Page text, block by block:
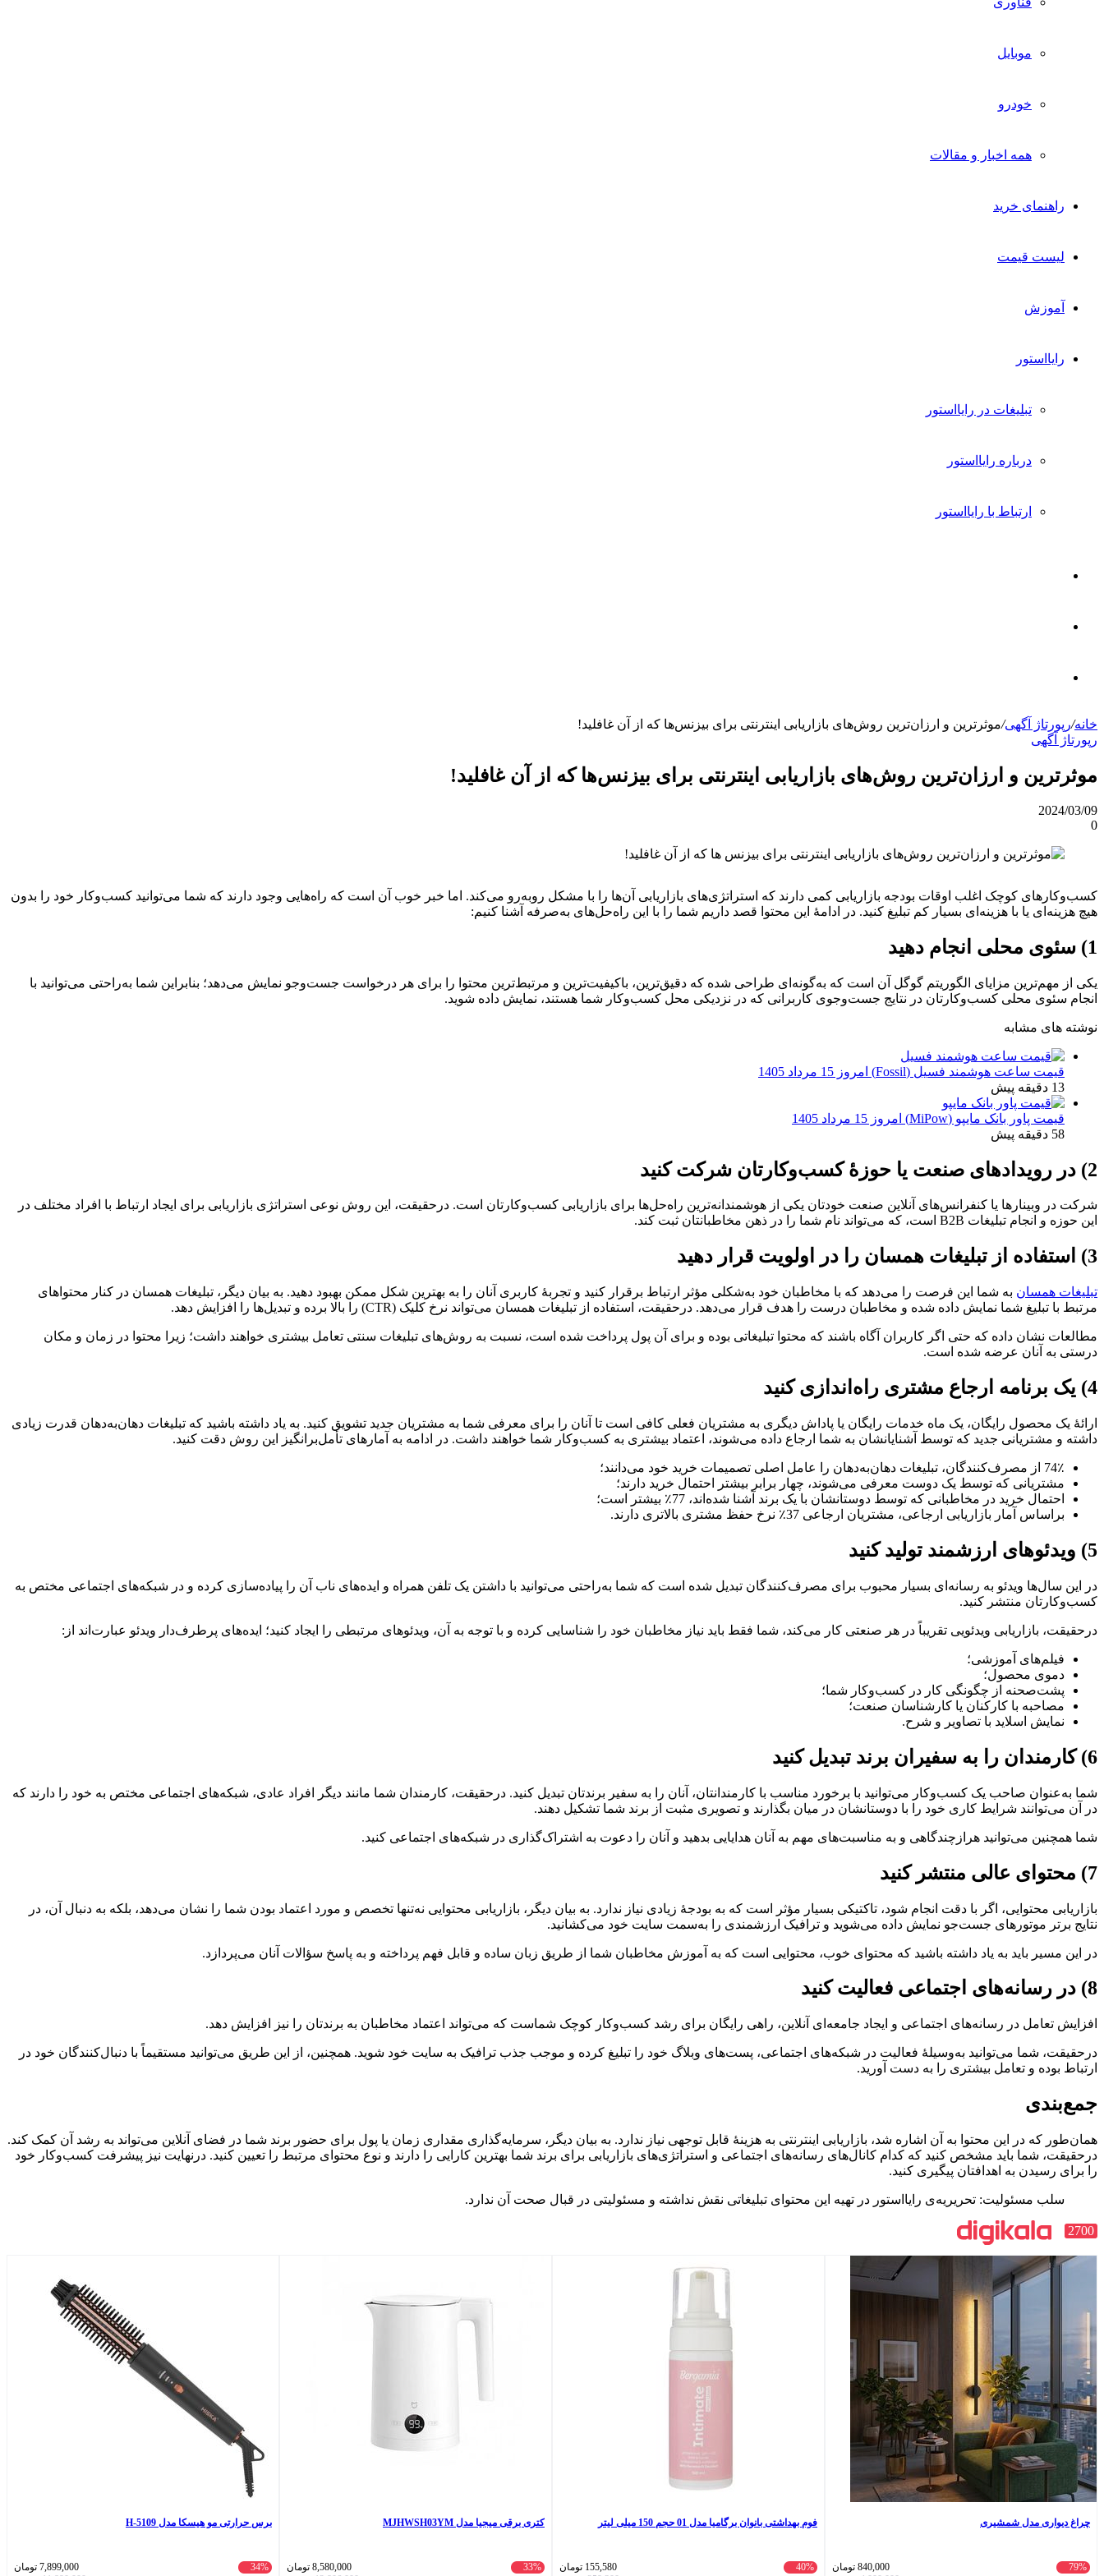
موبایل
خودرو
همه اخبار و مقالات
راهنمای خرید
لیست قیمت
آموزش
رایااستور
تبلیغات در رایااستور
درباره رایااستور
ارتباط با رایااستور
برای خانه/رپورتاژ آگهی/موثرترین و ارزان‌ترین روش‌های بازاریابی اینترنتی برای بیزنس‌ها که از آن غافلید!
رپورتاژ آگهی
موثرترین و ارزان‌ترین روش‌های بازاریابی اینترنتی برای بیزنس‌ها که از آن غافلید!
2024/03/09
0
کسب‌وکارهای کوچک اغلب اوقات بودجه بازاریابی کمی دارند که استراتژی‌های بازاریابی آن‌ها را با مشکل روبه‌رو می‌کند. اما خبر خوب آن است که راه‌هایی وجود دارند که شما می‌توانید کسب‌وکار خود را بدون
هیچ هزینه‌ای یا با هزینه‌ای بسیار کم تبلیغ کنید. در ادامۀ این محتوا قصد داریم شما را با این راه‌حل‌های به‌صرفه آشنا کنیم:
1) سئوی محلی انجام دهید
یکی از مهم‌ترین مزایای الگوریتم گوگل آن است که به‌گونه‌ای طراحی شده که دقیق‌ترین، باکیفیت‌ترین و مرتبط‌ترین محتوا را برای هر درخواست جست‌وجو نمایش می‌دهد؛ بنابراین شما به‌راحتی می‌توانید با
انجام سئوی محلی کسب‌وکارتان در نتایج جست‌وجوی کاربرانی که در نزدیکی محل کسب‌وکار شما هستند، نمایش داده شوید.
نوشته های مشابه
قیمت ساعت هوشمند فسیل (Fossil) امروز 15 مرداد 1405
13 دقیقه پیش
قیمت پاور بانک مایپو (MiPow) امروز 15 مرداد 1405
58 دقیقه پیش
2) در رویدادهای صنعت یا حوزۀ کسب‌وکارتان شرکت کنید
شرکت در وبینارها یا کنفرانس‌های آنلاین صنعت خودتان یکی از هوشمندانه‌ترین راه‌حل‌ها برای بازاریابی کسب‌وکارتان است. درحقیقت، این روش نوعی استراتژی بازاریابی برای ایجاد ارتباط با افراد مختلف در
این حوزه و انجام تبلیغات B2B است، که می‌تواند نام شما را در ذهن مخاطبانتان ثبت کند.
3) استفاده از تبلیغات همسان را در اولویت قرار دهید
تبلیغات همسان به شما این فرصت را می‌دهد که با مخاطبان خود به‌شکلی مؤثر ارتباط برقرار کنید و تجربۀ کاربری آنان را به بهترین شکل ممکن بهبود دهید. به بیان دیگر، تبلیغات همسان در کنار محتواهای
مرتبط با تبلیغ شما نمایش داده شده و مخاطبان درست را هدف قرار می‌دهد. درحقیقت، استفاده از تبلیغات همسان می‌تواند نرخ کلیک (CTR) را بالا برده و تبدیل‌ها را افزایش دهد.
مطالعات نشان داده که حتی اگر کاربران آگاه باشند که محتوا تبلیغاتی بوده و برای آن پول پرداخت شده است، نسبت به روش‌های تبلیغات سنتی تعامل بیشتری خواهند داشت؛ زیرا محتوا در زمان و مکان
درستی به آنان عرضه شده است.
4) یک برنامه ارجاع مشتری راه‌اندازی کنید
ارائۀ یک محصول رایگان، یک ماه خدمات رایگان یا پاداش دیگری به مشتریان فعلی کافی است تا آنان را برای معرفی شما به مشتریان جدید تشویق کنید. به یاد داشته باشید که تبلیغات دهان‌به‌دهان قدرت زیادی
داشته و مشتریانی جدید که توسط آشنایانشان به شما ارجاع داده می‌شوند، اعتماد بیشتری به کسب‌وکار شما خواهند داشت. در ادامه به آمارهای تأمل‌برانگیز این روش دقت کنید.
74٪ از مصرف‌کنندگان، تبلیغات دهان‌به‌دهان را عامل اصلی تصمیمات خرید خود می‌دانند؛
مشتریانی که توسط یک دوست معرفی می‌شوند، چهار برابر بیشتر احتمال خرید دارند؛
احتمال خرید در مخاطبانی که توسط دوستانشان با یک برند آشنا شده‌اند، 77٪ بیشتر است؛
براساس آمار بازاریابی ارجاعی، مشتریان ارجاعی 37٪ نرخ حفظ مشتری بالاتری دارند.
5) ویدئوهای ارزشمند تولید کنید
در این سال‌ها ویدئو به رسانه‌ای بسیار محبوب برای مصرف‌کنندگان تبدیل شده است که شما به‌راحتی می‌توانید با داشتن یک تلفن همراه و ایده‌های ناب آن را پیاده‌سازی کرده و در شبکه‌های اجتماعی مختص به
کسب‌وکارتان منتشر کنید.
درحقیقت، بازاریابی ویدئویی تقریباً در هر صنعتی کار می‌کند، شما فقط باید نیاز مخاطبان‌ خود را شناسایی کرده و با توجه به آن، ویدئوهای مرتبطی را ایجاد کنید؛ ایده‌های پرطرف‌دار ویدئو عبارت‌اند از:
فیلم‌های آموزشی؛
دموی محصول؛
پشت‌صحنه از چگونگی کار در کسب‌وکار شما؛
مصاحبه با کارکنان یا کارشناسان صنعت؛
نمایش اسلاید با تصاویر و شرح.
6) کارمندان را به سفیران برند تبدیل کنید
شما به‌عنوان صاحب یک کسب‌وکار می‌توانید با برخورد مناسب با کارمندانتان، آنان را به سفیر برندتان تبدیل کنید. درحقیقت، کارمندان شما مانند دیگر افراد عادی، شبکه‌های اجتماعی مختص به خود را دارند که
در آن می‌توانند شرایط کاری خود را با دوستانشان در میان بگذارند و تصویری مثبت از برند شما تشکیل دهند.
شما همچنین می‌توانید هرازچندگاهی و به مناسبت‌های مهم به آنان هدایایی بدهید و آنان را دعوت به اشتراک‌گذاری در شبکه‎‌های اجتماعی کنید.
7) محتوای عالی منتشر کنید
بازاریابی محتوایی، اگر با دقت انجام شود، تاکتیکی بسیار مؤثر است که به بودجۀ زیادی نیاز ندارد. به بیان دیگر، بازاریابی محتوایی نه‌تنها تخصص و مورد اعتماد بودن شما را نشان می‌دهد، بلکه به دنبال آن، در
نتایج برتر موتورهای جست‌جو نمایش داده می‌شوید و ترافیک ارزشمندی را به‌سمت سایت خود می‌کشانید.
در این مسیر باید به یاد داشته باشید که محتوای خوب، محتوایی است که به آموزش مخاطبان شما از طریق زبان ساده و قابل فهم پرداخته و به پاسخ سؤالات آنان می‌پردازد.
8) در رسانه‌های اجتماعی فعالیت کنید
افزایش تعامل در رسانه‌های اجتماعی و ایجاد جامعه‌ای آنلاین، راهی رایگان برای رشد کسب‌وکار کوچک شماست که می‌تواند اعتماد مخاطبان به برندتان را نیز افزایش دهد.
درحقیقت، شما می‌توانید به‌وسیلۀ فعالیت در شبکه‌های اجتماعی، پست‌های وبلاگ خود را تبلیغ کرده و موجب جذب ترافیک به سایت‌ خود شوید. همچنین، از این طریق می‌توانید مستقیماً با دنبال‌کنندگان خود در
ارتباط بوده و تعامل بیشتری را به دست آورید.
جمع‌بندی
همان‌طور که در این محتوا به آن اشاره شد، بازاریابی اینترنتی به هزینۀ قابل توجهی نیاز ندارد. به بیان دیگر، سرمایه‌گذاری مقداری زمان یا پول برای حضور برند شما در فضای آنلاین می‌تواند به رشد آن کمک کند.
درحقیقت، شما باید مشخص کنید که کدام کانال‌های رسانه‌های اجتماعی و استراتژی‌های بازاریابی برای برند شما بهترین کارایی را دارند و نوع محتوای مرتبط را تعیین کنید. درنهایت نیز پیشرفت کسب‌وکار خود
را برای رسیدن به اهدافتان پیگیری کنید.
سلب‌ مسئولیت: تحریریه‌ی رایااستور در تهیه‌ این محتوای تبلیغاتی نقش نداشته و مسئولیتی در قبال صحت آن ندارد.
2700
چراغ دیواری مدل شمشیری
79%
840,000 تومان
فوم بهداشتی بانوان برگامیا مدل 01 حجم 150 میلی لیتر
40%
155,580 تومان
کتری برقی میجیا مدل MJHWSH03YM
33%
8,580,000 تومان
برس حرارتی مو هیسکا مدل H-5109
34%
7,899,000 تومان